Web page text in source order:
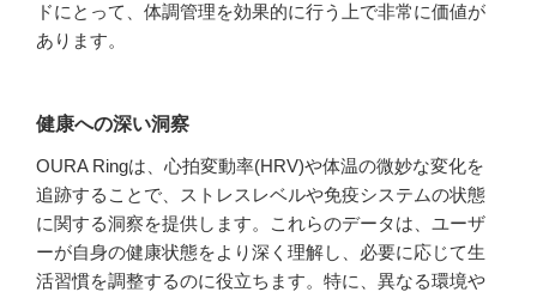
ドにとって、体調管理を効果的に行う上で非常に価値が
あります。
健康への深い洞察
OURA Ringは、心拍変動率(HRV)や体温の微妙な変化を
追跡することで、ストレスレベルや免疫システムの状態
に関する洞察を提供します。これらのデータは、ユーザ
ーが自身の健康状態をより深く理解し、必要に応じて生
活習慣を調整するのに役立ちます。特に、異なる環境や